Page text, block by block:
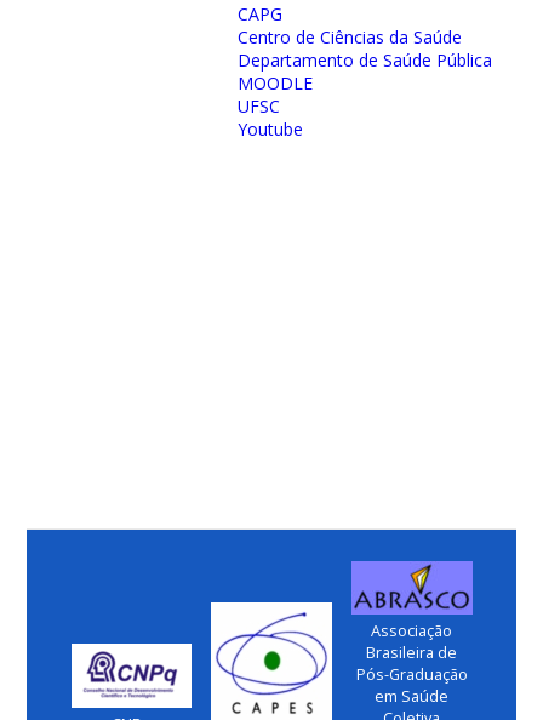
CAPG
Centro de Ciências da Saúde
Departamento de Saúde Pública
MOODLE
UFSC
Youtube
Associação
Brasileira de
Pós-Graduação
em Saúde